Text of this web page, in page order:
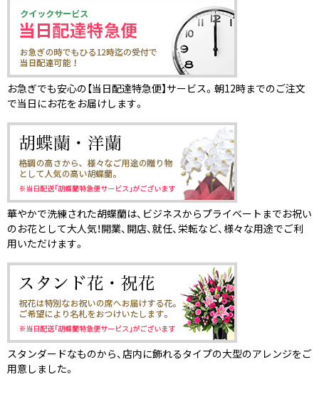
お急ぎでも安心の【当日配達特急便】サービス。朝12時までのご注文
で当日にお花をお届けします。
華やかで洗練された胡蝶蘭は、ビジネスからプライベートまでお祝い
のお花として大人気！開業、開店、就任、栄転など、様々な用途でご利
用いただけます。
スタンダードなものから、店内に飾れるタイプの大型のアレンジをご
用意しました。